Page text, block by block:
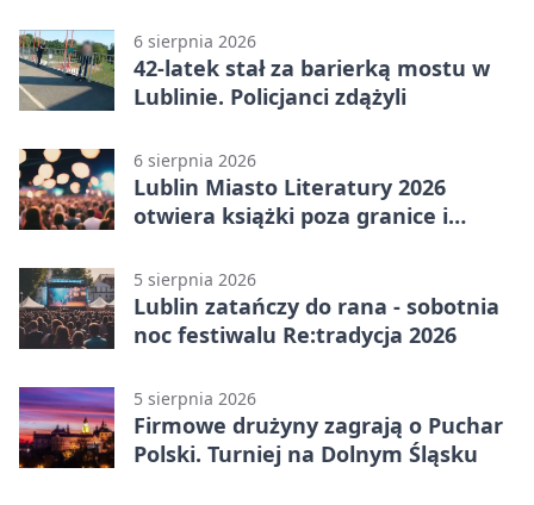
6 sierpnia 2026
42-latek stał za barierką mostu w
Lublinie. Policjanci zdążyli
6 sierpnia 2026
Lublin Miasto Literatury 2026
otwiera książki poza granice i
5 sierpnia 2026
Lublin zatańczy do rana - sobotnia
noc festiwalu Re:tradycja 2026
5 sierpnia 2026
Firmowe drużyny zagrają o Puchar
Polski. Turniej na Dolnym Śląsku